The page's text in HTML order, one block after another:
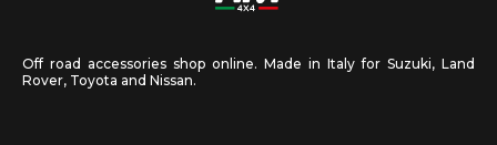
Off road accessories shop online. Made in Italy for Suzuki, Land
Rover, Toyota and Nissan.